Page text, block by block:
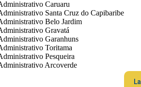
Caruaru
Santa Cruz do Capibaribe
Belo Jardim
Gravatá
Garanhuns
Toritama
Pesqueira
Arcoverde